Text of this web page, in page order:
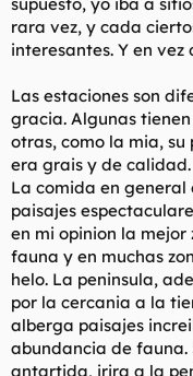
rara vez, y cada
interesantes. Y en
Las estaciones son
gracia. Algunas
otras, como la mia,
era grais y de calidad.
La comida en general
paisajes
en mi opinion la
fauna y en muchas
helo. La peninsula,
por la cercania a la
alberga paisajes
abundancia de
antartida, irira a la